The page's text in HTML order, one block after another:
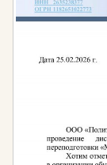
на
требует
подготовка